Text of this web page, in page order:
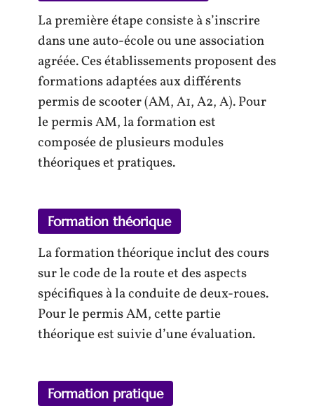
La première étape consiste à s’inscrire
dans une auto-école ou une association
agréée. Ces établissements proposent des
formations adaptées aux différents
permis de scooter (AM, A1, A2, A). Pour
le permis AM, la formation est
composée de plusieurs modules
théoriques et pratiques.
Formation théorique
La formation théorique inclut des cours
sur le code de la route et des aspects
spécifiques à la conduite de deux-roues.
Pour le permis AM, cette partie
théorique est suivie d’une évaluation.
Formation pratique